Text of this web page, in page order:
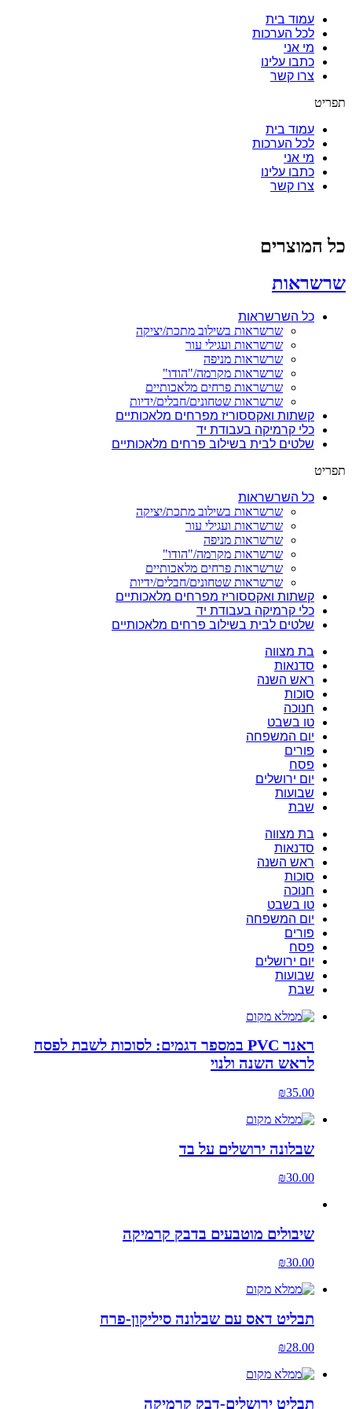
עמוד בית
לכל הערכות
מי אני
כתבו עלינו
צרו קשר
תפריט
עמוד בית
לכל הערכות
מי אני
כתבו עלינו
צרו קשר
כל המוצרים
שרשראות
כל השרשראות
שרשראות בשילוב מתכת/יציקה
שרשראות ועגילי עור
שרשראות מניפה
שרשראות מקרמה/"הודו"
שרשראות פרחים מלאכותיים
שרשראות שטחונים/חבלים/ידיות
קשתות ואקססוריז מפרחים מלאכותיים
כלי קרמיקה בעבודת יד
שלטים לבית בשילוב פרחים מלאכותיים
תפריט
כל השרשראות
שרשראות בשילוב מתכת/יציקה
שרשראות ועגילי עור
שרשראות מניפה
שרשראות מקרמה/"הודו"
שרשראות פרחים מלאכותיים
שרשראות שטחונים/חבלים/ידיות
קשתות ואקססוריז מפרחים מלאכותיים
כלי קרמיקה בעבודת יד
שלטים לבית בשילוב פרחים מלאכותיים
בת מצווה
סדנאות
ראש השנה
סוכות
חנוכה
טו בשבט
יום המשפחה
פורים
פסח
יום ירושלים
שבועות
שבת
בת מצווה
סדנאות
ראש השנה
סוכות
חנוכה
טו בשבט
יום המשפחה
פורים
פסח
יום ירושלים
שבועות
שבת
ראנר PVC במספר דגמים: לסוכות לשבת לפסח
לראש השנה ולנוי
₪35.00
שבלונה ירושלים על בד
₪30.00
שיבולים מוטבעים בדבק קרמיקה
₪30.00
תבליט דאס עם שבלונה סיליקון-פרח
₪28.00
תבליט ירושלים-דבק קרמיקה